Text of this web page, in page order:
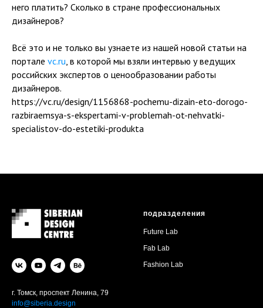
него платить? Сколько в стране профессиональных
дизайнеров?
Всё это и не только вы узнаете из нашей новой статьи на
портале vc.ru, в которой мы взяли интервью у ведущих
российских экспертов о ценообразовании работы
дизайнеров.
https://vc.ru/design/1156868-pochemu-dizain-eto-dorogo-
razbiraemsya-s-ekspertami-v-problemah-ot-nehvatki-
specialistov-do-estetiki-produkta
г. Томск, проспект Ленина, 79
info@siberia.design
подразделения
Future Lab
Fab Lab
Fashion Lab